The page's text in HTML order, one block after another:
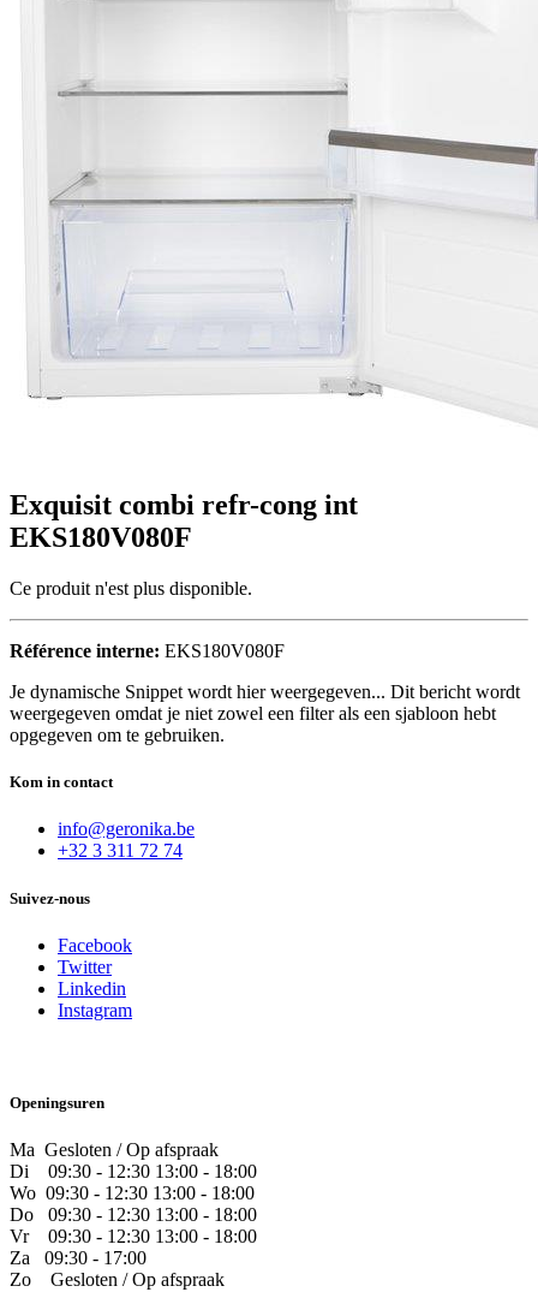
Exquisit combi refr-cong int
EKS180V080F
Ce produit n'est plus disponible.
Référence interne: EKS180V080F
Je dynamische Snippet wordt hier weergegeven... Dit bericht wordt
weergegeven omdat je niet zowel een filter als een sjabloon hebt
opgegeven om te gebruiken.
Kom in contact
info@geronika.be
+32 3 311 72 74
Suivez-nous
Facebook
Twitter
Linkedin
Instagram
Openingsuren
Ma Gesloten / Op afspraak
Di 09:30 - 12:30 13:00 - 18:00
Wo 09:30 - 12:30 13:00 - 18:00
Do ​09:30 - 12:30 13:00 - 18:00
Vr ​09:30 - 12:30 13:00 - 18:00
Za 09:30 - 17:00
Zo
​Gesloten / Op afspraak